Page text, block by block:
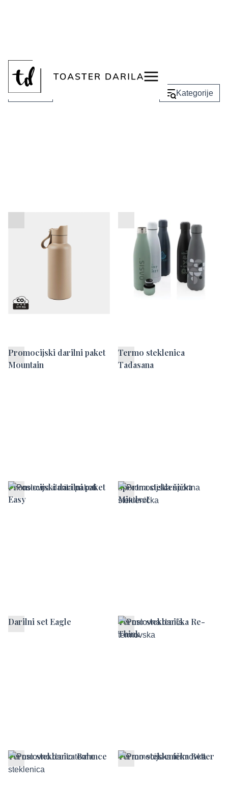
Stekleničke
Nazaj Kategorije
vodo Paris
Steklenička za vodo Berlin
Promocijski darilni paket
Mountain
Termo steklenica
Tadasana
Promocijski darilni paket
Easy
Športna steklenička
Mindset
Darilni set Eagle
Termo steklenička Re-
Think
Termo steklenica Balance Termo steklenička Better